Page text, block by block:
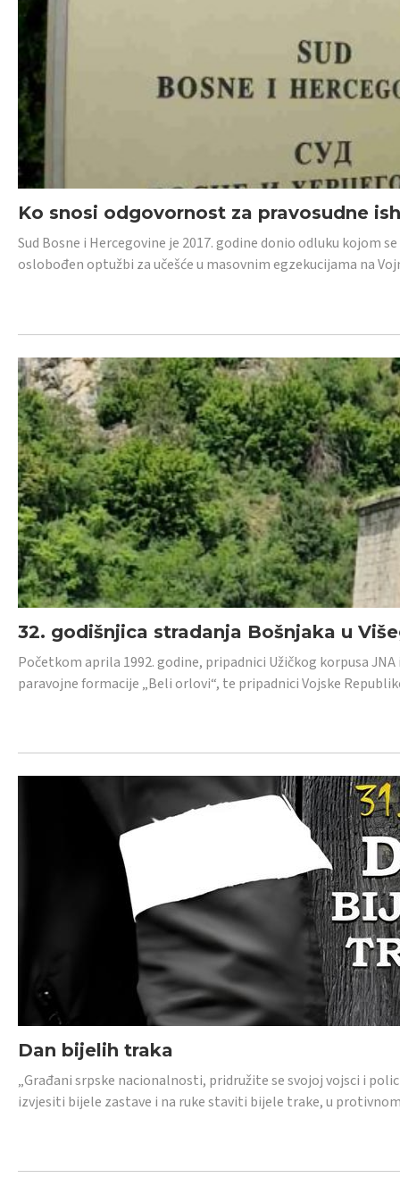
Ko snosi odgovornost za pravosudne
Sud Bosne i Hercegovine je 2017. godine donio odluku kojom
oslobođen optužbi za učešće u masovnim egzekucijama na
32. godišnjica stradanja Bošnjaka u
Početkom aprila 1992. godine, pripadnici Užičkog korpusa
paravojne formacije „Beli orlovi“, te pripadnici Vojske
Dan bijelih traka
„Građani srpske nacionalnosti, pridružite se svojoj vojsci i
izvjesiti bijele zastave i na ruke staviti bijele trake, u